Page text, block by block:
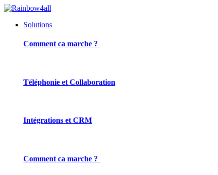
Solutions
Comment ca marche ?
Téléphonie et Collaboration
Intégrations et CRM
Comment ca marche ?